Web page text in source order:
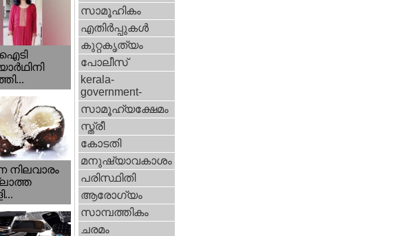
സാമൂഹികം
എതിര്‍പ്പുകള്‍
കുറ്റകൃത്യം
പോലീസ്‌
kerala-
government-
സാമൂഹ്യക്ഷേമം
സ്ത്രീ
കോടതി
മനുഷ്യാവകാശം
പരിസ്ഥിതി
ആരോഗ്യം
സാമ്പത്തികം
ചരമം